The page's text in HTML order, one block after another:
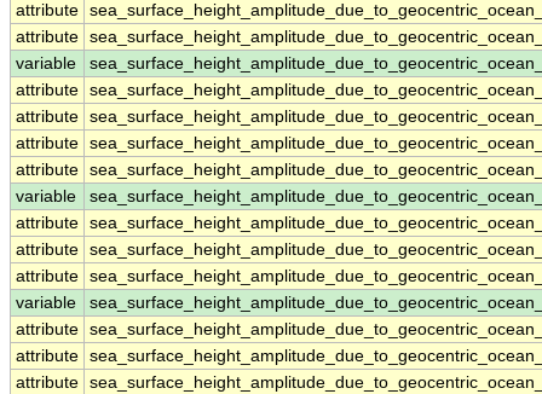
attribute
attribute
variable
attribute
attribute
attribute
attribute
variable
attribute
attribute
attribute
variable
attribute
attribute
attribute